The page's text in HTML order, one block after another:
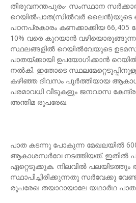
തിരുവനന്തപുരം∙ സംസ്ഥാന
റെയിൽപാത(സിൽവർ ലൈൻ)യുടെ
പഠനപ്രകാരം കണക്കാക്കിയ 66,405
10% വരെ കുറയാൻ
സ്ഥലങ്ങളിൽ റെയിൽവേയുടെ
പാതയ്ക്കായി ഉപയോഗിക്കാൻ
നൽകി. ഇതോടെ
കഴിഞ്ഞ ദിവസം പൂർത്തിയായ
പരമാവധി വീടുകളും ജനവാസ
അന്തിമ രൂപരേഖ.
പാത കടന്നു പോകുന്ന മേഖലയിൽ 600
ആകാശസർവേ നടത്തിയത്. ഇതിൽ
ഏറ്റെടുക്കുക. നിലവിൽ
സ്ഥാപിച്ചിരിക്കുന്നതു സർവേക്കു
രൂപരേഖ തയാറായാലേ യഥാർഥ